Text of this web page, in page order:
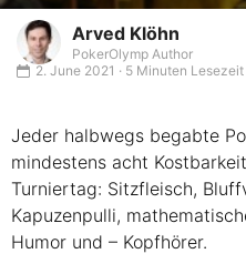
Arved Klöhn
PokerOlymp Author
2. June 2021 · 5 Minuten Lesezeit
Jeder halbwegs begabte
mindestens acht
Turniertag: Sitzfleisch,
Kapuzenpulli,
Humor und – Kopfhörer.